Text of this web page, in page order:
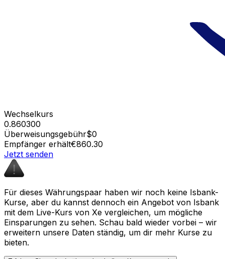
Wechselkurs
0.860300
Überweisungsgebühr$0
Empfänger erhält€860.30
Jetzt senden
Für dieses Währungspaar haben wir noch keine Isbank-
Kurse, aber du kannst dennoch ein Angebot von Isbank
mit dem Live-Kurs von Xe vergleichen, um mögliche
Einsparungen zu sehen. Schau bald wieder vorbei – wir
erweitern unsere Daten ständig, um dir mehr Kurse zu
bieten.